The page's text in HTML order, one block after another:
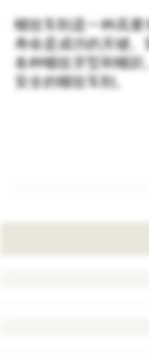
螺纹车削是一种高
寿命是成功的关键。
各种螺纹牙型和螺距
安全的螺纹车削。